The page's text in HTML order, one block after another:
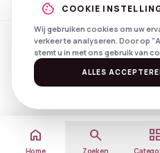
home
Home
search
Zoeken
© 2026
Created with
Spotlights
cookie COOKIE
Wij gebruiken cookies om uw
verkeer te analyseren. Door op
stemt u in met ons gebruik van
ALLES